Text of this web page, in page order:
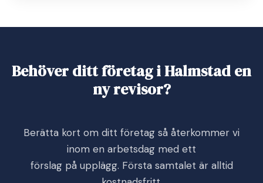
Behöver ditt företag i Halmstad en
ny revisor?
Berätta kort om ditt företag så återkommer vi
inom en arbetsdag med ett
förslag på upplägg. Första samtalet är alltid